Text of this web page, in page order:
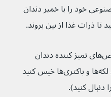
دندان مصنوعی خود را با خمیر دندان
ذرات غذا از بین بروند.
آنها را در محلول گازدار قرص‌های تمیز کننده دندان
مصنوعی برای از بین بردن لکه‌ها و باکتری‌ها خیس کنید